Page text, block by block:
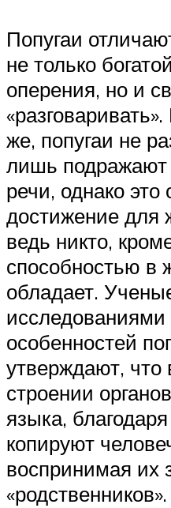
Попугаи
не только
оперения, но и
же, попугаи не
лишь подражают
речи, однако
достижение для
ведь никто,
способностью в
обладает.
особенностей
утверждают, что
строении
языка,
копируют
воспринимая их
«родственников».